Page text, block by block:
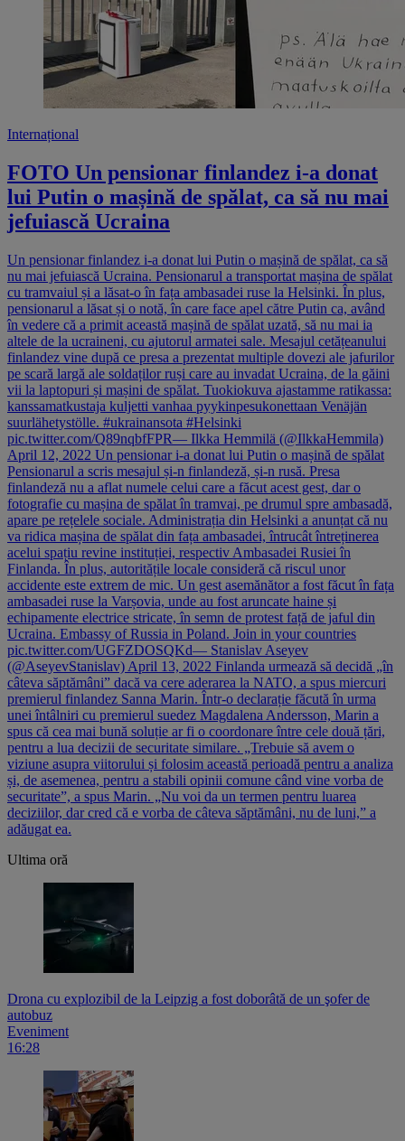
Internațional
FOTO Un pensionar finlandez i-a donat
lui Putin o mașină de spălat, ca să nu mai
jefuiască Ucraina
Un pensionar finlandez i-a donat lui Putin o mașină de spălat, ca să
nu mai jefuiască Ucraina. Pensionarul a transportat mașina de spălat
cu tramvaiul și a lăsat-o în fața ambasadei ruse la Helsinki. În plus,
pensionarul a lăsat și o notă, în care face apel către Putin ca, având
în vedere că a primit această mașină de spălat uzată, să nu mai ia
altele de la ucraineni, cu ajutorul armatei sale. Mesajul cetățeanului
finlandez vine după ce presa a prezentat multiple dovezi ale jafurilor
pe scară largă ale soldaților ruși care au invadat Ucraina, de la găini
vii la laptopuri și mașini de spălat. Tuokiokuva ajastamme ratikassa:
kanssamatkustaja kuljetti vanhaa pyykinpesukonettaan Venäjän
suurlähetystölle. #ukrainansota #Helsinki
pic.twitter.com/Q89nqbfFPR— Ilkka Hemmilä (@IlkkaHemmila)
April 12, 2022 Un pensionar i-a donat lui Putin o mașină de spălat
Pensionarul a scris mesajul și-n finlandeză, și-n rusă. Presa
finlandeză nu a aflat numele celui care a făcut acest gest, dar o
fotografie cu mașina de spălat în tramvai, pe drumul spre ambasadă,
apare pe rețelele sociale. Administrația din Helsinki a anunțat că nu
va ridica mașina de spălat din fața ambasadei, întrucât întreținerea
acelui spațiu revine instituției, respectiv Ambasadei Rusiei în
Finlanda. În plus, autoritățile locale consideră că riscul unor
accidente este extrem de mic. Un gest asemănător a fost făcut în fața
ambasadei ruse la Varșovia, unde au fost aruncate haine și
echipamente electrice stricate, în semn de protest față de jaful din
Ucraina. Embassy of Russia in Poland. Join in your countries
pic.twitter.com/UGFZDOSQKd— Stanislav Aseyev
(@AseyevStanislav) April 13, 2022 Finlanda urmează să decidă „în
câteva săptămâni” dacă va cere aderarea la NATO, a spus miercuri
premierul finlandez Sanna Marin. Într-o declarație făcută în urma
unei întâlniri cu premierul suedez Magdalena Andersson, Marin a
spus că cea mai bună soluție ar fi o coordonare între cele două țări,
pentru a lua decizii de securitate similare. „Trebuie să avem o
viziune asupra viitorului și folosim această perioadă pentru a analiza
și, de asemenea, pentru a stabili opinii comune când vine vorba de
securitate”, a spus Marin. „Nu voi da un termen pentru luarea
deciziilor, dar cred că e vorba de câteva săptămâni, nu de luni,” a
adăugat ea.
Ultima oră
Drona cu explozibil de la Leipzig a fost doborâtă de un şofer de
autobuz
Eveniment
16:28